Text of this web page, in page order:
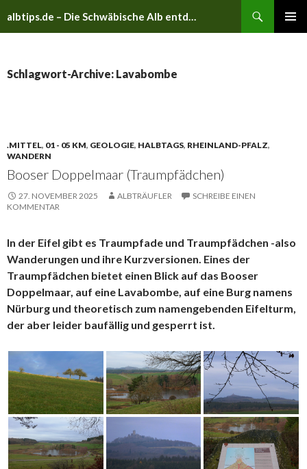
albtips.de – Die Schwäbische Alb entdecken
Schlagwort-Archive: Lavabombe
.MITTEL, 01 - 05 KM, GEOLOGIE, HALBTAGS, RHEINLAND-PFALZ,
WANDERN
Booser Doppelmaar (Traumpfädchen)
27. NOVEMBER 2025 ALBTRÄUFLER
SCHREIBE EINEN
KOMMENTAR
In der Eifel gibt es Traumpfade und Traumpfädchen -also
Wanderungen und ihre Kurzversionen. Eines der
Traumpfädchen bietet einen Blick auf das Booser
Doppelmaar, auf eine Lavabombe, auf eine Burg namens
Nürburg und theoretisch zum namengebenden Eifelturm,
der aber leider baufällig und gesperrt ist.